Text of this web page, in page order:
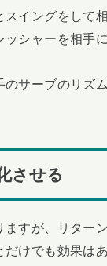
イングをして
シャーを相手
サーブのリズ
させる
ますが、リター
けでも効果はあ